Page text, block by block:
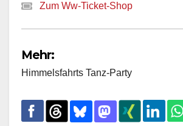
Zum Ww-Ticket-Shop
Mehr:
Himmelsfahrts Tanz-Party